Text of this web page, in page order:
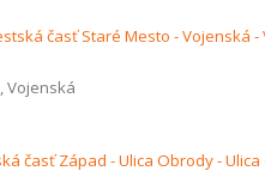
,Vojenská